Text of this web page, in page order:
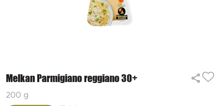
Melkan Parmigiano reggiano 30+
200 g